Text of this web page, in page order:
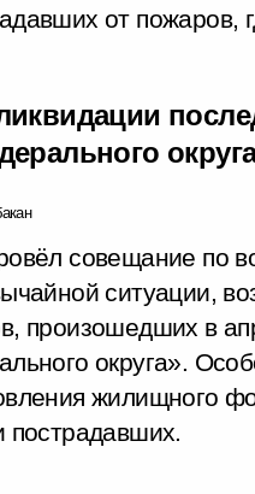
от пожаров,
совещание по
ситуации,
произошедших в
округа».
жилищного
пострадавших.